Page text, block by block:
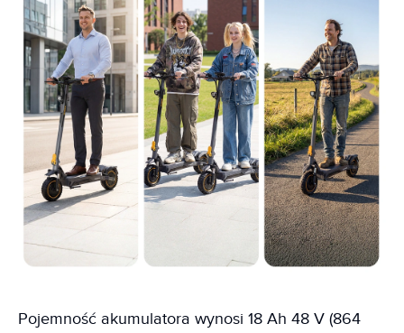
Pojemność akumulatora wynosi 18 Ah 48 V (864